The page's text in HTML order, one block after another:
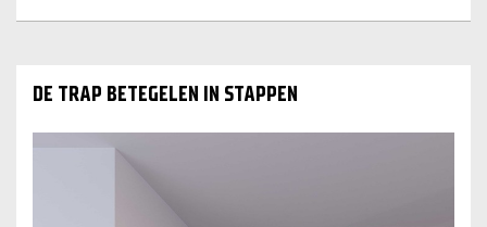
ONTDEK RUBI
DE TRAP BETEGELEN IN STAPPEN